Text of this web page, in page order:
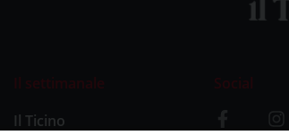
Il settimanale
Il Ticino
Social